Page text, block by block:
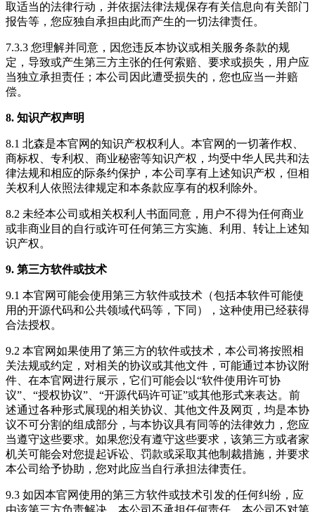
取适当的法律行动，并依据法律法规保存有关信息向有关部门
报告等，您应独自承担由此而产生的一切法律责任。
7.3.3 您理解并同意，因您违反本协议或相关服务条款的规
定，导致或产生第三方主张的任何索赔、要求或损失，用户应
当独立承担责任；本公司因此遭受损失的，您也应当一并赔
偿。
8. 知识产权声明
8.1 北森是本官网的知识产权权利人。本官网的一切著作权、
商标权、专利权、商业秘密等知识产权，均受中华人民共和法
律法规和相应的际条约保护，本公司享有上述知识产权，但相
关权利人依照法律规定和本条款应享有的权利除外。
8.2 未经本公司或相关权利人书面同意，用户不得为任何商业
或非商业目的自行或许可任何第三方实施、利用、转让上述知
识产权。
9. 第三方软件或技术
9.1 本官网可能会使用第三方软件或技术（包括本软件可能使
用的开源代码和公共领域代码等，下同），这种使用已经获得
合法授权。
9.2 本官网如果使用了第三方的软件或技术，本公司将按照相
关法规或约定，对相关的协议或其他文件，可能通过本协议附
件、在本官网进行展示，它们可能会以“软件使用许可协
议”、“授权协议”、“开源代码许可证”或其他形式来表达。前
述通过各种形式展现的相关协议、其他文件及网页，均是本协
议不可分割的组成部分，与本协议具有同等的法律效力，您应
当遵守这些要求。如果您没有遵守这些要求，该第三方或者家
机关可能会对您提起诉讼、罚款或采取其他制裁措施，并要求
本公司给予协助，您对此应当自行承担法律责任。
9.3 如因本官网使用的第三方软件或技术引发的任何纠纷，应
由该第三方负责解决，本公司不承担任何责任。本公司不对第